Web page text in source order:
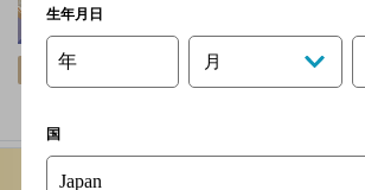
飲み放題
生年月日
年 月
国